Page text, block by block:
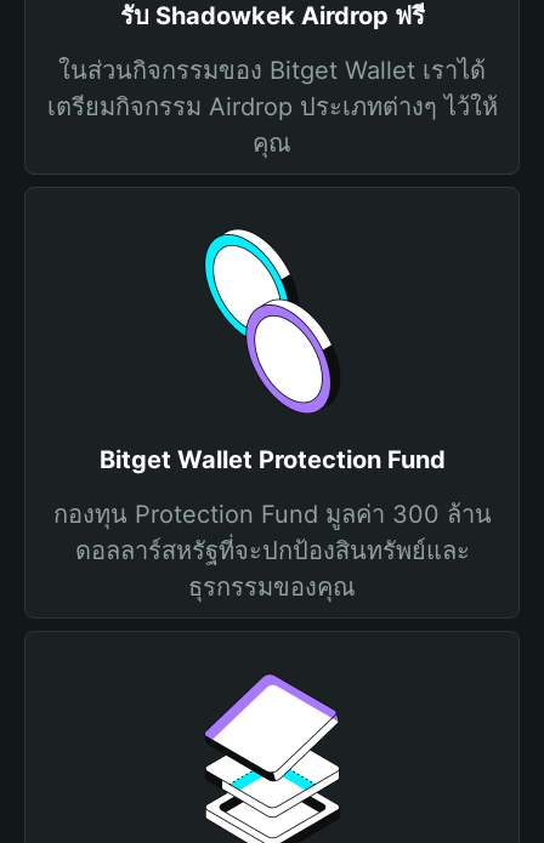
รับ Shadowkek Airdrop ฟรี
ในส่วนกิจกรรมของ Bitget Wallet เราได้
เตรียมกิจกรรม Airdrop ประเภทต่างๆ ไว้ให้
คุณ
Bitget Wallet Protection Fund
กองทุน Protection Fund มูลค่า 300 ล้าน
ดอลลาร์สหรัฐที่จะปกป้องสินทรัพย์และ
ธุรกรรมของคุณ